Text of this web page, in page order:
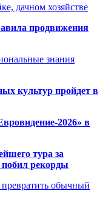
дачном хозяйстве
продвижения
знания
культур пройдет в
2026» в
тура за
рекорды
обычный